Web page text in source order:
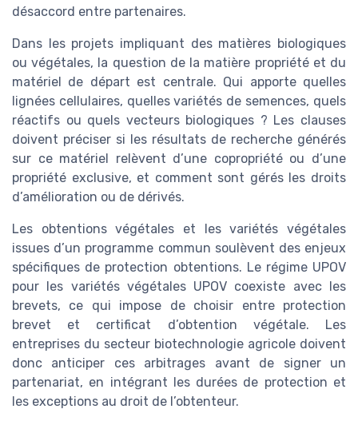
désaccord entre partenaires.
Dans les projets impliquant des matières biologiques
ou végétales, la question de la matière propriété et du
matériel de départ est centrale. Qui apporte quelles
lignées cellulaires, quelles variétés de semences, quels
réactifs ou quels vecteurs biologiques ? Les clauses
doivent préciser si les résultats de recherche générés
sur ce matériel relèvent d’une copropriété ou d’une
propriété exclusive, et comment sont gérés les droits
d’amélioration ou de dérivés.
Les obtentions végétales et les variétés végétales
issues d’un programme commun soulèvent des enjeux
spécifiques de protection obtentions. Le régime UPOV
pour les variétés végétales UPOV coexiste avec les
brevets, ce qui impose de choisir entre protection
brevet et certificat d’obtention végétale. Les
entreprises du secteur biotechnologie agricole doivent
donc anticiper ces arbitrages avant de signer un
partenariat, en intégrant les durées de protection et
les exceptions au droit de l’obtenteur.